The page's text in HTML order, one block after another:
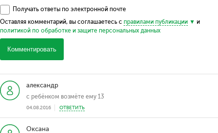
Получать ответы по электронной почте
Оставляя комментарий, вы соглашаетесь с правилами публикации
и
политикой по обработке и защите персональных данных
Комментировать
александр
с ребёнком возмёте ему 13
04.08.2016 ОТВЕТИТЬ
Оксана